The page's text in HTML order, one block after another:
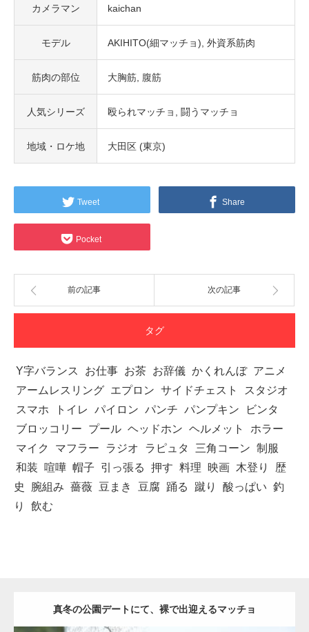
カメラマン kaichan
モデル AKIHITO(細マッチョ) 外資系筋肉
筋肉の部位 大胸筋 腹筋
人気シリーズ 殴られマッチョ 闘うマッチョ
地域・ロケ地 大田区 (東京)
Tweet Share
Pocket
前の記事 次の記事
タグ
Y字バランス お仕事 お茶 お辞儀 かくれんぼ アニメ
アームレスリング エプロン サイドチェスト
スタジオ
スマホ
トイレ パイロン パンチ パンプキン
ビンタ
ブロッコリー
プール ヘッドホン ヘルメット
ホラー
マイク
マフラー ラジオ ラピュタ 三角コーン 制服
和装
喧嘩 帽子 引っ張る 押す 料理 映画 木登り
歴
史
腕組み 薔薇 豆まき 豆腐 踊る 蹴り 酸っぱい 釣
り
飲む
真冬の公園デートにて、裸で出迎えるマッチョ